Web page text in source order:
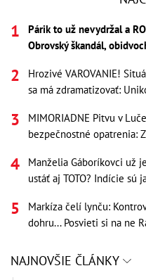
Párik to už nevydržal a
Obrovský škandál,
Hrozivé VAROVANIE!
sa má zdramatizovať:
MIMORIADNE Pitvu v
bezpečnostné opatrenia:
Manželia Gáboríkovci už
ustáť aj TOTO? Indície sú
Markíza čelí lynču:
dohru... Posvieti si na ne
NAJNOVŠIE ČLÁNKY